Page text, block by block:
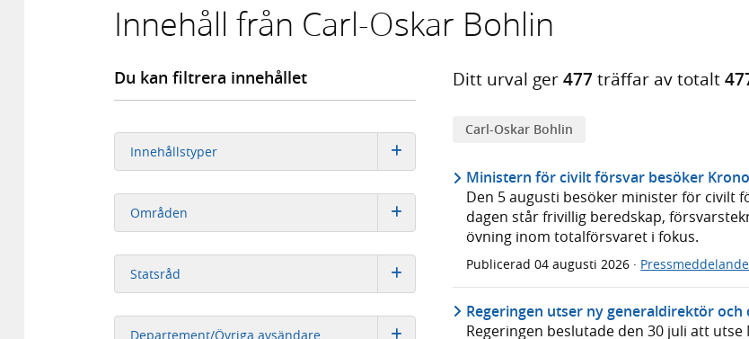
Innehåll från Carl-Oskar Bohlin
Du kan filtrera innehållet
Innehållstyper
Områden
Statsråd
Departement/Övriga avsändare
Ditt urval ger477 träffar av totalt
Carl-Oskar Bohlin
Ministern för civilt försvar besöker
Den 5 augusti besöker minister för civilt
dagen står frivillig beredskap,
övning inom totalförsvaret i fokus.
Publicerad04 augusti 2026 · Pressmeddelande
Regeringen utser ny generaldirektör
Regeringen beslutade den 30 juli att